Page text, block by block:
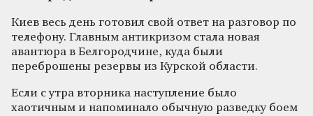
Киев весь день готовил свой ответ на разговор по
телефону. Главным антикризом стала новая
авантюра в Белгородчине, куда были
переброшены резервы из Курской области.
Если с утра вторника наступление было
хаотичным и напоминало обычную разведку боем